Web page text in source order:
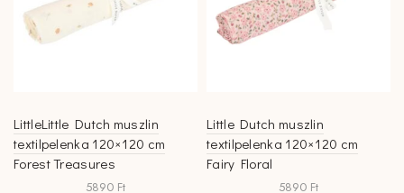
LittleLittle Dutch muszlin
textilpelenka 120×120 cm
Forest Treasures
5890 Ft
Little Dutch muszlin
textilpelenka 120×120 cm
Fairy Floral
5890 Ft